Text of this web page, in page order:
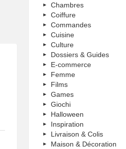
Chambres
Coiffure
Commandes
Cuisine
Culture
Dossiers & Guides
E-commerce
Femme
Films
Games
Giochi
Halloween
Inspiration
Livraison & Colis
Maison & Décoration